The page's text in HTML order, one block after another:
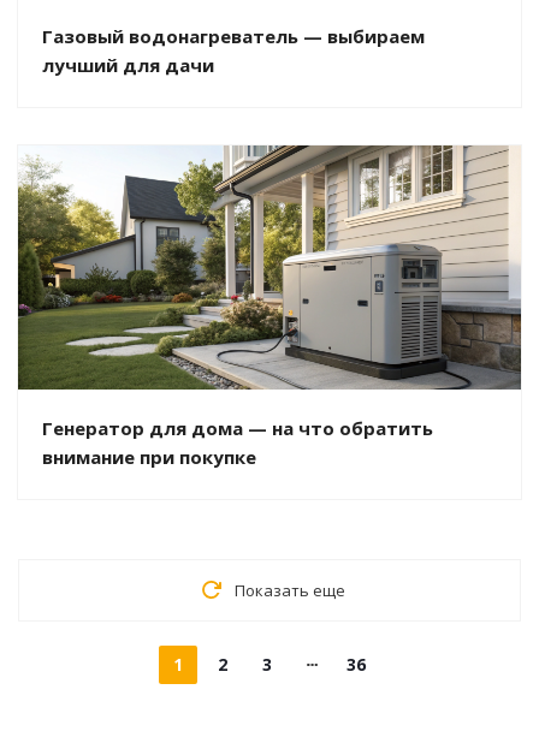
Газовый водонагреватель — выбираем
лучший для дачи
Генератор для дома — на что обратить
внимание при покупке
Показать еще
1 2 3 36